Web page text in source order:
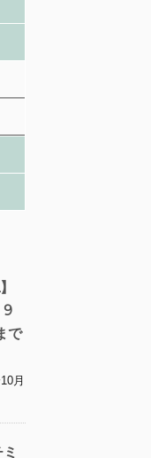
9
で
月